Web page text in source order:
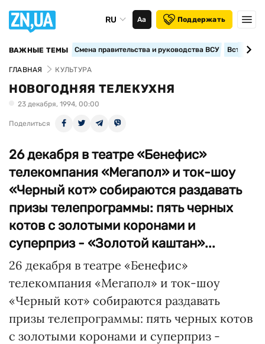
RU Аа Поддержать
ВАЖНЫЕ ТЕМЫ Смена правительства и руководства ВСУ
ГЛАВНАЯ КУЛЬТУРА
НОВОГОДНЯЯ ТЕЛЕКУХНЯ
23 декабря, 1994, 00:00
Поделиться
26 декабря в театре «Бенефис»
телекомпания «Мегапол» и ток-шоу
«Черный кот» собираются раздавать
призы телепрограммы: пять черных
котов с золотыми коронами и
суперприз - «Золотой каштан»...
26 декабря в театре «Бенефис»
телекомпания «Мегапол» и ток-шоу
«Черный кот» собираются раздавать
призы телепрограммы: пять черных котов
с золотыми коронами и суперприз -